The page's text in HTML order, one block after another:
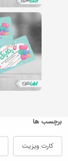
برچسب ها
کارت ویزیت